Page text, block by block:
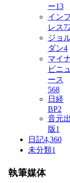
ー13
イン
レス
ジョ
ダン4
マイ
ビニュ
ース
568
日経
BP2
音元出
版1
日記4,360
未分類1
執筆媒体